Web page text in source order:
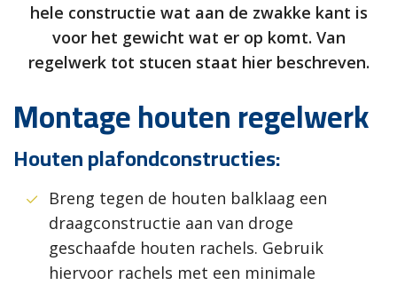
hele constructie wat aan de zwakke kant is
voor het gewicht wat er op komt. Van
regelwerk tot stucen staat hier beschreven.
Montage houten regelwerk
Houten plafondconstructies:
Breng tegen de houten balklaag een
draagconstructie aan van droge
geschaafde houten rachels. Gebruik
hiervoor rachels met een minimale